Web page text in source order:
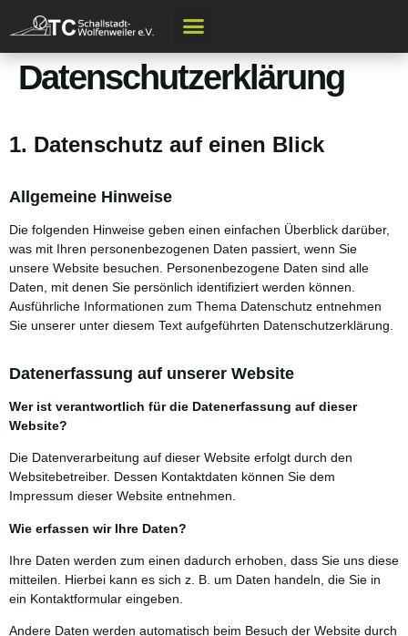
Datenschutzerklärung
1. Datenschutz auf einen Blick
Allgemeine Hinweise
Die folgenden Hinweise geben einen einfachen Überblick darüber,
was mit Ihren personenbezogenen Daten passiert, wenn Sie
unsere Website besuchen. Personenbezogene Daten sind alle
Daten, mit denen Sie persönlich identifiziert werden können.
Ausführliche Informationen zum Thema Datenschutz entnehmen
Sie unserer unter diesem Text aufgeführten Datenschutzerklärung.
Datenerfassung auf unserer Website
Wer ist verantwortlich für die Datenerfassung auf dieser
Website?
Die Datenverarbeitung auf dieser Website erfolgt durch den
Websitebetreiber. Dessen Kontaktdaten können Sie dem
Impressum dieser Website entnehmen.
Wie erfassen wir Ihre Daten?
Ihre Daten werden zum einen dadurch erhoben, dass Sie uns diese
mitteilen. Hierbei kann es sich z. B. um Daten handeln, die Sie in
ein Kontaktformular eingeben.
Andere Daten werden automatisch beim Besuch der Website durch